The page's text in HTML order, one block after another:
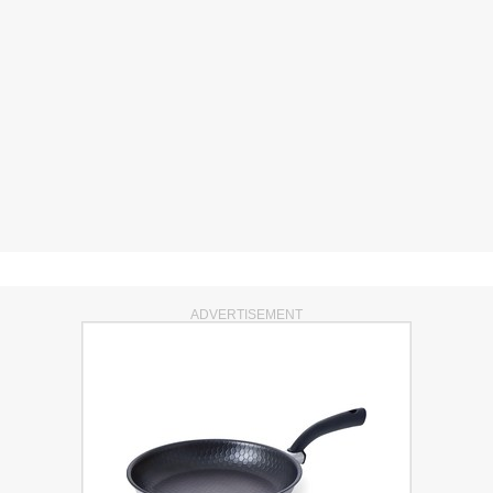
ADVERTISEMENT